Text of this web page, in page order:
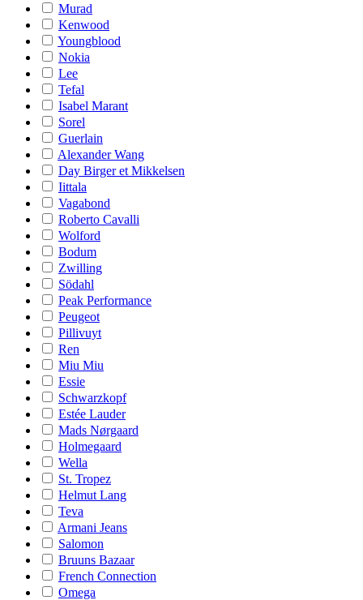
Murad
Kenwood
Youngblood
Nokia
Lee
Tefal
Isabel Marant
Sorel
Guerlain
Alexander Wang
Day Birger et Mikkelsen
Iittala
Vagabond
Roberto Cavalli
Wolford
Bodum
Zwilling
Södahl
Peak Performance
Peugeot
Pillivuyt
Ren
Miu Miu
Essie
Schwarzkopf
Estée Lauder
Mads Nørgaard
Holmegaard
Wella
St. Tropez
Helmut Lang
Teva
Armani Jeans
Salomon
Bruuns Bazaar
French Connection
Omega